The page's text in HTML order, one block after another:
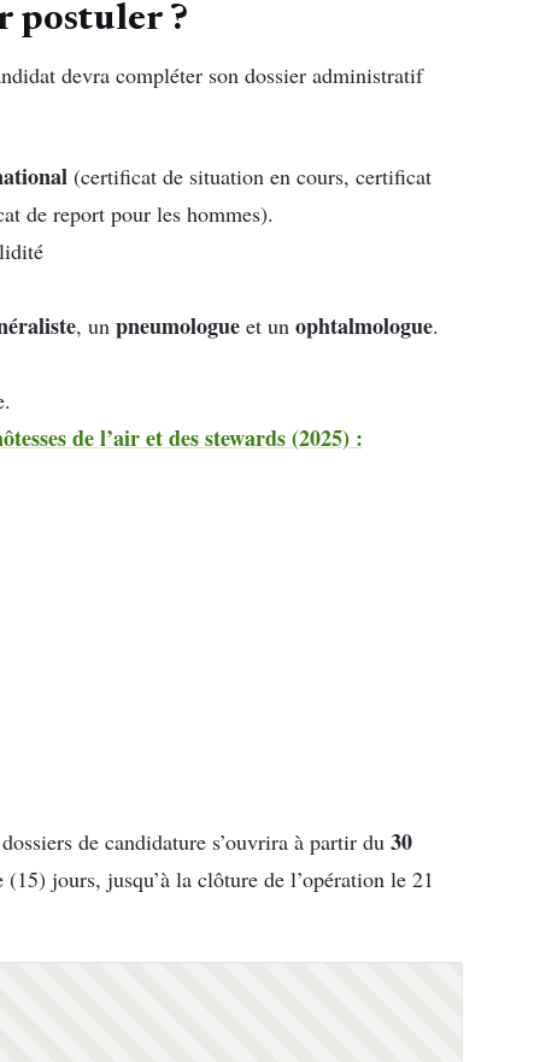
postuler ?
devra compléter son dossier administratif
(certificat de situation en cours, certificat
de report pour les hommes).
, un pneumologue et un ophtalmologue.
de l’air et des stewards (2025) :
de candidature s’ouvrira à partir du 30
jours, jusqu’à la clôture de l’opération le 21